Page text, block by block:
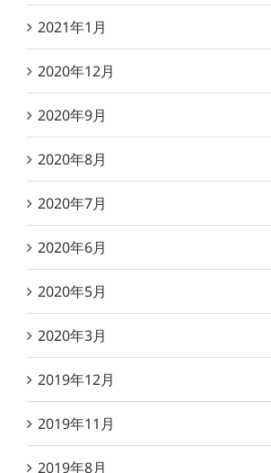
2021年1月
2020年12月
2020年9月
2020年8月
2020年7月
2020年6月
2020年5月
2020年3月
2019年12月
2019年11月
2019年8月